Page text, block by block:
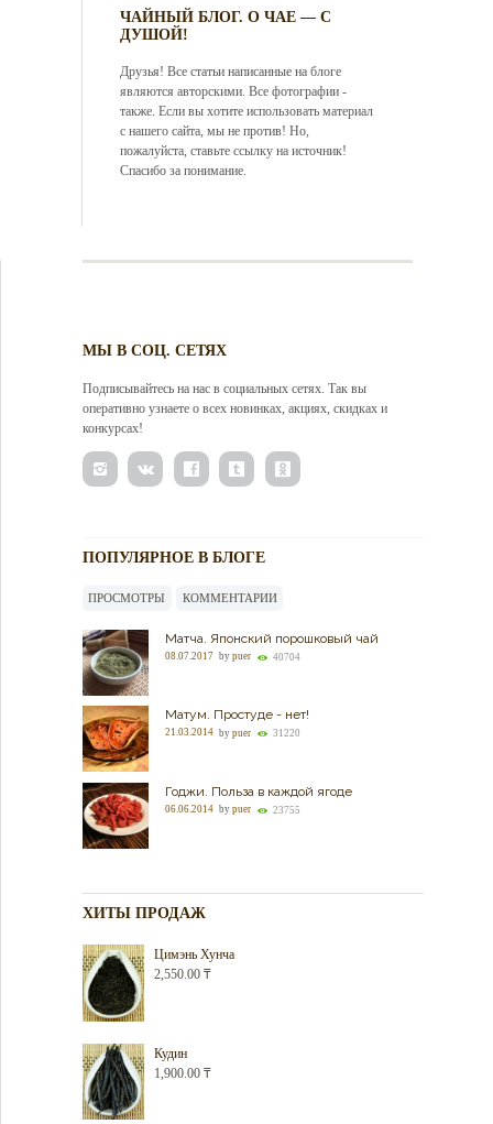
ЧАЙНЫЙ БЛОГ. О ЧАЕ — С
ДУШОЙ!
Друзья! Все статьи написанные на блоге
являются авторскими. Все фотографии -
также. Если вы хотите использовать материал
с нашего сайта, мы не против! Но,
пожалуйста, ставьте ссылку на источник!
Спасибо за понимание.
МЫ В СОЦ. СЕТЯХ
Подписывайтесь на нас в социальных сетях. Так вы
оперативно узнаете о всех новинках, акциях, скидках и
конкурсах!
ПОПУЛЯРНОЕ В БЛОГЕ
ПРОСМОТРЫ КОММЕНТАРИИ
Матча. Японский порошковый чай
08.07.2017 by puer 40704
Матум. Простуде - нет!
21.03.2014 by puer 31220
Годжи. Польза в каждой ягоде
06.06.2014 by puer 23755
ХИТЫ ПРОДАЖ
Цимэнь Хунча
2,550.00 ₸
Кудин
1,900.00 ₸